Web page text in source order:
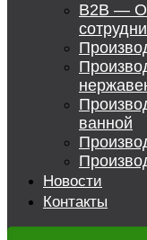
B2B —
ванной
Новости
Контакты